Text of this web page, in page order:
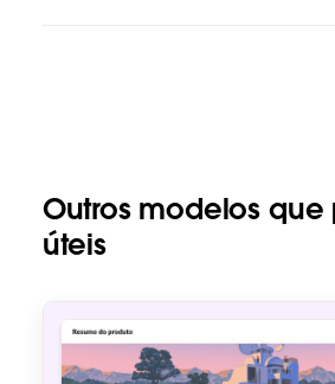
Outros modelos
úteis